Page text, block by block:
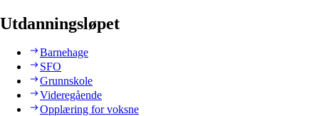
Utdanningsløpet
Barnehage
SFO
Grunnskole
Videregående
Opplæring for voksne